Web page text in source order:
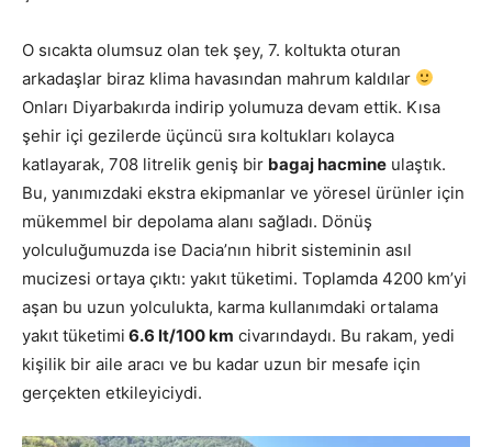
O sıcakta olumsuz olan tek şey, 7. koltukta oturan
arkadaşlar biraz klima havasından mahrum kaldılar
Onları Diyarbakırda indirip yolumuza devam ettik. Kısa
şehir içi gezilerde üçüncü sıra koltukları kolayca
katlayarak, 708 litrelik geniş bir bagaj hacmine ulaştık.
Bu, yanımızdaki ekstra ekipmanlar ve yöresel ürünler için
mükemmel bir depolama alanı sağladı. Dönüş
yolculuğumuzda ise Dacia’nın hibrit sisteminin asıl
mucizesi ortaya çıktı: yakıt tüketimi. Toplamda 4200 km’yi
aşan bu uzun yolculukta, karma kullanımdaki ortalama
yakıt tüketimi 6.6 lt/100 km civarındaydı. Bu rakam, yedi
kişilik bir aile aracı ve bu kadar uzun bir mesafe için
gerçekten etkileyiciydi.